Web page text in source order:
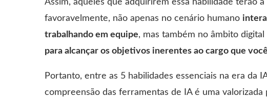
Assim, aqueles que adquirirem essa habilidade terão
favoravelmente, não apenas no cenário humano
trabalhando em equipe, mas também no âmbito digital
para alcançar os objetivos inerentes ao cargo que
Portanto, entre as 5 habilidades essenciais na era da
compreensão das ferramentas de IA é uma valorizada